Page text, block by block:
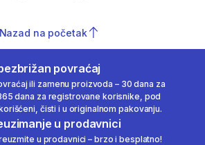
Nazad na početak
povraćaj
ili zamenu proizvoda – 30 dana za
dana za registrovane korisnike, pod
čisti i u originalnom pakovanju.
u prodavnici
u prodavnici – brzo i besplatno!